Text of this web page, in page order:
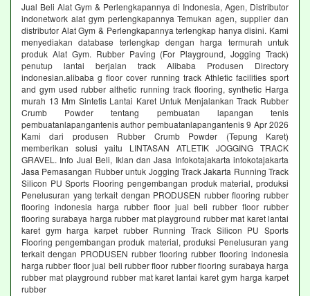
Jual Beli Alat Gym & Perlengkapannya di Indonesia, Agen, Distributor
indonetwork alat gym perlengkapannya Temukan agen, supplier dan
distributor Alat Gym & Perlengkapannya terlengkap hanya disini. Kami
menyediakan database terlengkap dengan harga termurah untuk
produk Alat Gym. Rubber Paving (For Playground, Jogging Track)
penutup lantai berjalan track Alibaba Produsen Directory
indonesian.alibaba g floor cover running track Athletic facilities sport
and gym used rubber althetic running track flooring, synthetic Harga
murah 13 Mm Sintetis Lantai Karet Untuk Menjalankan Track Rubber
Crumb Powder tentang pembuatan lapangan tenis
pembuatanlapangantenis author pembuatanlapangantenis 9 Apr 2026
Kami dari produsen Rubber Crumb Powder (Tepung Karet)
memberikan solusi yaitu LINTASAN ATLETIK JOGGING TRACK
GRAVEL. Info Jual Beli, Iklan dan Jasa Infokotajakarta infokotajakarta
Jasa Pemasangan Rubber untuk Jogging Track Jakarta Running Track
Silicon PU Sports Flooring pengembangan produk material, produksi
Penelusuran yang terkait dengan PRODUSEN rubber flooring rubber
flooring indonesia harga rubber floor jual beli rubber floor rubber
flooring surabaya harga rubber mat playground rubber mat karet lantai
karet gym harga karpet rubber Running Track Silicon PU Sports
Flooring pengembangan produk material, produksi Penelusuran yang
terkait dengan PRODUSEN rubber flooring rubber flooring indonesia
harga rubber floor jual beli rubber floor rubber flooring surabaya harga
rubber mat playground rubber mat karet lantai karet gym harga karpet
rubber